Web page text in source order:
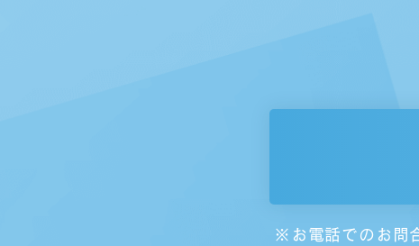
※お電話でのお問